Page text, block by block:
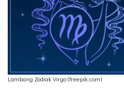
Lambang Zodiak Virgo (freepik.com)